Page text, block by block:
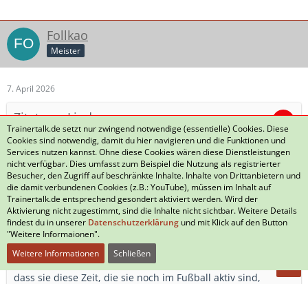
Follkao
Meister
7. April 2026
Zitat von Lindmann
Gerade wenn ich bedenke, dass in zwei drei Jahren für die
Hälfte der Mannschaft es eh vorbei ist mit Fußball
Aus meiner persönlichen Erfahrung kann ich berichten, dass
ich mit dieser Prognose sehr oft danebengelegen hätte.
Zitat von Lindmann
dass sie diese Zeit, die sie noch im Fußball aktiv sind,
Trainertalk.de setzt nur zwingend notwendige (essentielle) Cookies. Diese
Cookies sind notwendig, damit du hier navigieren und die Funktionen und
Services nutzen kannst. Ohne diese Cookies wären diese Dienstleistungen
nicht verfügbar. Dies umfasst zum Beispiel die Nutzung als registrierter
Besucher, den Zugriff auf beschränkte Inhalte. Inhalte von Drittanbietern und
die damit verbundenen Cookies (z.B.: YouTube), müssen im Inhalt auf
Trainertalk.de entsprechend gesondert aktiviert werden. Wird der
Aktivierung nicht zugestimmt, sind die Inhalte nicht sichtbar. Weitere Details
findest du in unserer Datenschutzerklärung und mit Klick auf den Button
"Weitere Informaionen".
Weitere Informationen
Schließen